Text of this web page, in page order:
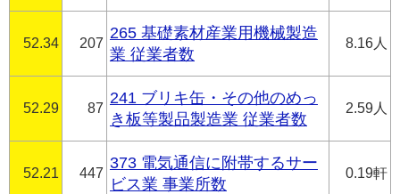
52.34 207
265 基礎素材産業用機械製造
業 従業者数
8.16人
52.29 87
241 ブリキ缶・その他のめっ
き板等製品製造業 従業者数
2.59人
52.21 447
373 電気通信に附帯するサー
ビス業 事業所数
0.19軒